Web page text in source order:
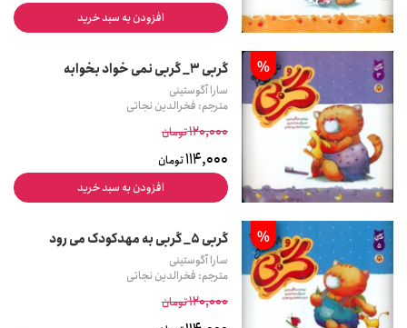
افزودن به سبد خرید
% گربی 3_ گربی نمی خواد بخوابه
سارا آگوستینی
مترجم: فخرالدین نجاتی
120,000تومان
114,000تومان
افزودن به سبد خرید
% گربی 5_ گربی به مهدکودک می رود
سارا آگوستینی
مترجم: فخرالدین نجاتی
120,000تومان